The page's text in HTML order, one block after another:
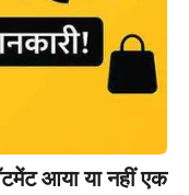
आया या नहीं एक